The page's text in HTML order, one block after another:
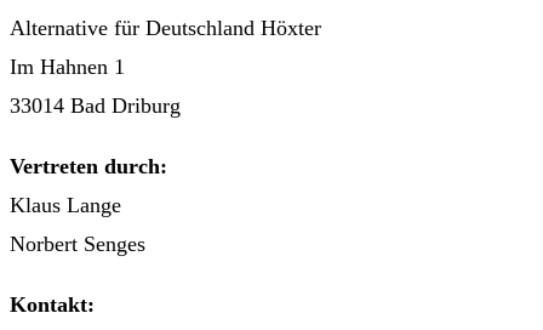
Alternative für Deutschland Höxter
Im Hahnen 1
33014 Bad Driburg
Vertreten durch:
Klaus Lange
Norbert Senges
Kontakt: